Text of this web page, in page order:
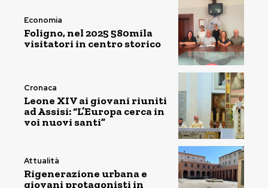
Economia
Foligno, nel 2025 580mila
visitatori in centro storico
Cronaca
Leone XIV ai giovani riuniti
ad Assisi: “L’Europa cerca in
voi nuovi santi”
Attualità
Rigenerazione urbana e
giovani protagonisti in